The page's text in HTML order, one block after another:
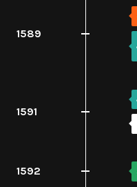
1589
1591
1592